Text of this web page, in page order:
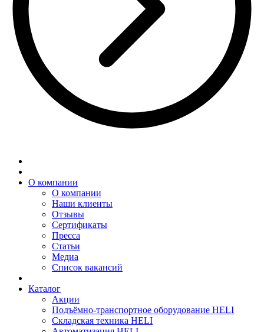
О компании
О компании
Наши клиенты
Отзывы
Сертификаты
Пресса
Статьи
Медиа
Список вакансий
Каталог
Акции
Подъёмно-транспортное оборудование HELI
Складская техника HELI